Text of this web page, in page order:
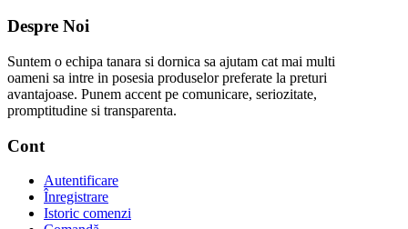
Despre Noi
Suntem o echipa tanara si dornica sa ajutam cat mai multi
oameni sa intre in posesia produselor preferate la preturi
avantajoase. Punem accent pe comunicare, seriozitate,
promptitudine si transparenta.
Cont
Autentificare
Înregistrare
Istoric comenzi